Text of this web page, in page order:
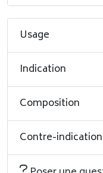
Usage
Indication
Composition
Contre-indication